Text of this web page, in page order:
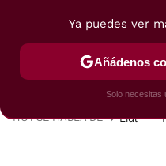
POSTRES VIAJES
HOY SE HABLA DE Lidl
Ya puedes ver
Añádenos
Solo necesitas